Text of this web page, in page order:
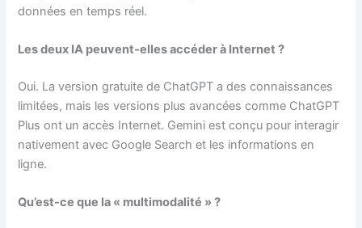
données en temps réel.
Les deux IA peuvent-elles accéder à Internet ?
Oui. La version gratuite de ChatGPT a des connaissances
limitées, mais les versions plus avancées comme ChatGPT
Plus ont un accès Internet. Gemini est conçu pour interagir
nativement avec Google Search et les informations en
ligne.
Qu’est-ce que la « multimodalité » ?